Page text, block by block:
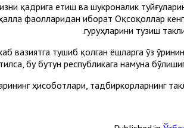
қадрига етиш ва шукроналик
фаолларидан иборат Оқсоқоллар
гуруҳларини тузиш
вазиятга тушиб қолган ёшларга ўз
бу бутун республикага намуна
ҳисоботлари, тадбиркорларнинг